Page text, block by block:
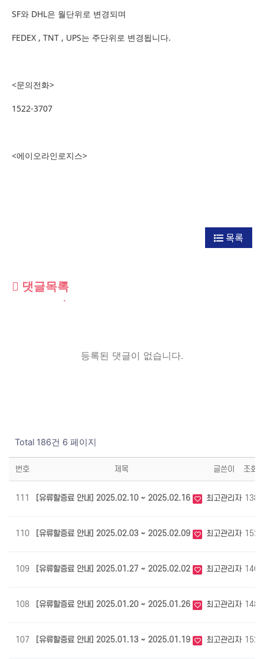
SF와 DHL은 월단위로 변경되며
FEDEX , TNT , UPS는 주단위로 변경됩니다.
<문의전화>
1522-3707
<에이오라인로지스>
목록
댓글목록
등록된 댓글이 없습니다.
Total 186건 6 페이지
번호 제목 글쓴이 조회
111 [유류할증료 안내] 2025.02.10 ~ 2025.02.16 최고관리자 1384
110 [유류할증료 안내] 2025.02.03 ~ 2025.02.09 최고관리자 1527
109 [유류할증료 안내] 2025.01.27 ~ 2025.02.02 최고관리자 1464
108 [유류할증료 안내] 2025.01.20 ~ 2025.01.26 최고관리자 1487
107 [유류할증료 안내] 2025.01.13 ~ 2025.01.19 최고관리자 1529